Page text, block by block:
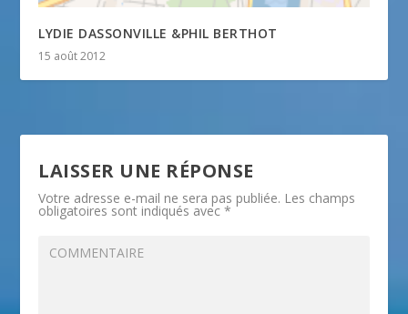
LYDIE DASSONVILLE &PHIL BERTHOT
15 août 2012
LAISSER UNE RÉPONSE
Votre adresse e-mail ne sera pas publiée. Les champs
obligatoires sont indiqués avec*